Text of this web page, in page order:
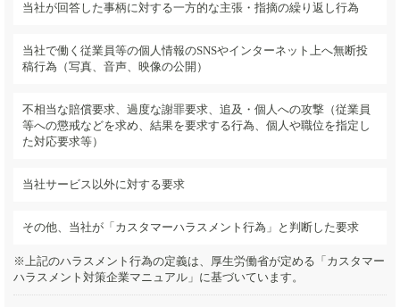
当社が回答した事柄に対する一方的な主張・指摘の繰り返し行為
当社で働く従業員等の個人情報のSNSやインターネット上へ無断投
稿行為（写真、音声、映像の公開）
不相当な賠償要求、過度な謝罪要求、追及・個人への攻撃（従業員
等への懲戒などを求め、結果を要求する行為、個人や職位を指定し
た対応要求等）
当社サービス以外に対する要求
その他、当社が「カスタマーハラスメント行為」と判断した要求
※上記のハラスメント行為の定義は、厚生労働省が定める「カスタマー
ハラスメント対策企業マニュアル」に基づいています。